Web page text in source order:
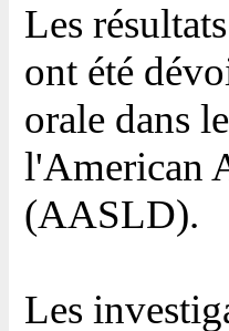
Les
ont été
orale dans
l'American
(AASLD).
Les